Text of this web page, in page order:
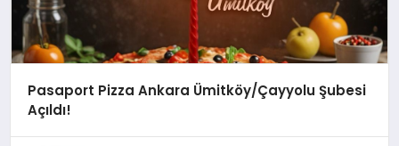
Pasaport Pizza Ankara Ümitköy/Çayyolu Şubesi
Açıldı!